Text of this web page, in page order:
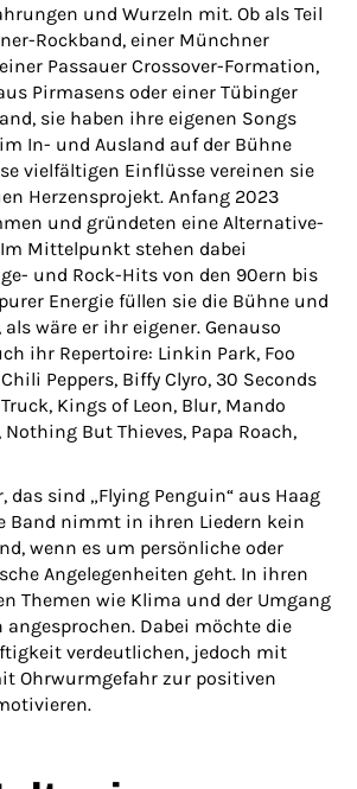
und Wurzeln mit. Ob als Teil
Rockband, einer Münchner
Passauer Crossover-Formation,
Pirmasens oder einer Tübinger
sie haben ihre eigenen Songs
In- und Ausland auf der Bühne
vielfältigen Einflüsse vereinen sie
Herzensprojekt. Anfang 2023
und gründeten eine Alternative-
Mittelpunkt stehen dabei
und Rock-Hits von den 90ern bis
Energie füllen sie die Bühne und
als wäre er ihr eigener. Genauso
ihr Repertoire: Linkin Park, Foo
Peppers, Biffy Clyro, 30 Seconds
Kings of Leon, Blur, Mando
Nothing But Thieves, Papa Roach,
das sind „Flying Penguin“ aus Haag
Band nimmt in ihren Liedern kein
wenn es um persönliche oder
Angelegenheiten geht. In ihren
Themen wie Klima und der Umgang
Dabei möchte die
verdeutlichen, jedoch mit
Ohrwurmgefahr zur positiven